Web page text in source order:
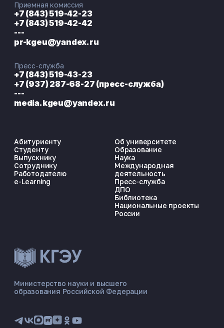
ЭНЕРГОКОД — ПОМОЩНИК КГЭУ
📋 Приёмная комиссия
🏠 Общежитие
Министерство науки и высшего
образования Российской Федерации
Абитуриенту
Студенту
Выпускнику
Сотруднику
Работодателю
e-Learning
Об университете
Образование
Наука
Международная
деятельность
Пресс-служба
ДПО
Библиотека
Национальные проекты
России
Приемная комиссия
+7 (843) 519-42-23
+7 (843) 519-42-42
---
pr-kgeu@yandex.ru
Пресс-служба
+7 (843) 519-43-23
+7 (937) 287-68-27 (пресс-служба)
---
media.kgeu@yandex.ru